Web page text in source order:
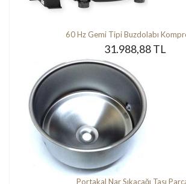
60 Hz Gemi Tipi Buzdolabı
31.988,88 TL
Portakal Nar Sıkacağı Tası